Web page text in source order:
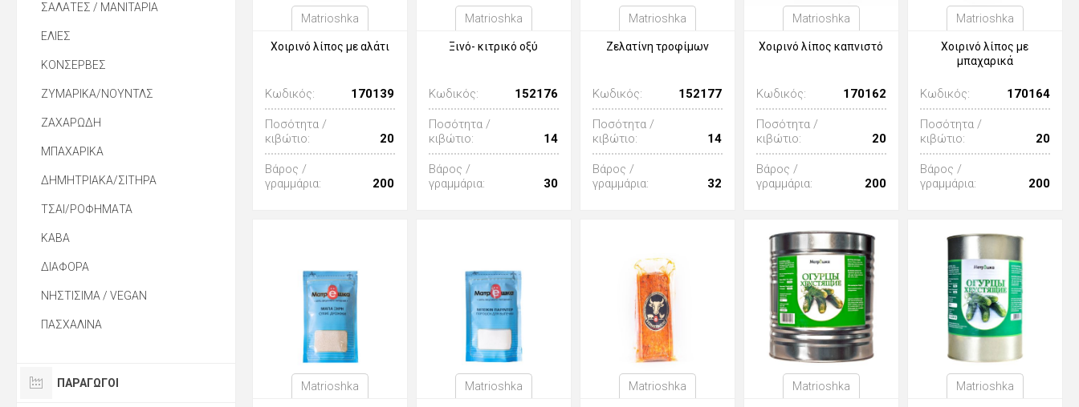
Matrioshka
Χοιρινό λίπος με αλάτι
Κωδικός: 170139
Ποσότητα /
κιβώτιο:
20
Βάρος /
γραμμάρια:
200
Matrioshka
Ξινό- κιτρικό οξύ
Κωδικός: 152176
Ποσότητα /
κιβώτιο:
14
Βάρος /
γραμμάρια:
30
Matrioshka
Ζελατίνη τροφίμων
Κωδικός: 152177
Ποσότητα /
κιβώτιο:
14
Βάρος /
γραμμάρια:
32
Matrioshka
Χοιρινό λίπος καπνιστό
Κωδικός: 170162
Ποσότητα /
κιβώτιο:
20
Βάρος /
γραμμάρια:
200
Matrioshka
Χοιρινό λίπος με
μπαχαρικά
Κωδικός: 170164
Ποσότητα /
κιβώτιο:
20
Βάρος /
γραμμάρια:
200
Matrioshka Matrioshka Matrioshka Matrioshka Matrioshka
ΣΑΛΑΤΕΣ / ΜΑΝΙΤΑΡΙΑ
ΕΛΙΕΣ
ΚΟΝΣΕΡΒΕΣ
ΖΥΜΑΡΙΚΑ/ΝΟΥΝΤΛΣ
ΖΑΧΑΡΩΔΗ
ΜΠΑΧΑΡΙΚΑ
ΔΗΜΗΤΡΙΑΚΑ/ΣΙΤΗΡΑ
ΤΣΑΙ/ΡΟΦΗΜΑΤΑ
ΚΑΒΑ
ΔΙΑΦΟΡΑ
ΝΗΣΤΙΣΙΜΑ / VEGAN
ΠΑΣΧΑΛΙΝΑ
ΠΑΡΑΓΩΓΟΙ